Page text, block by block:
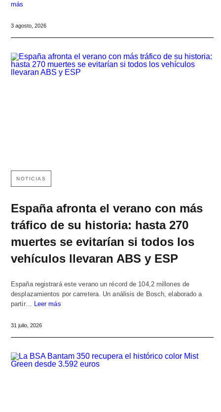
más
3 agosto, 2026
NOTICIAS
España afronta el verano con más
tráfico de su historia: hasta 270
muertes se evitarían si todos los
vehículos llevaran ABS y ESP
España registrará este verano un récord de 104,2 millones de
desplazamientos por carretera. Un análisis de Bosch, elaborado a
partir… Leer más
31 julio, 2026